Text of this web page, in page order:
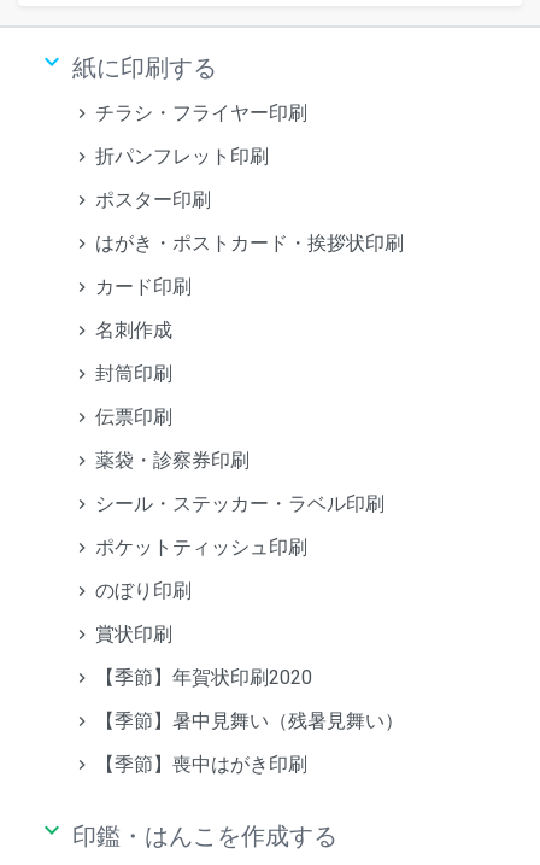
keyboard_arrow_down 紙に印刷する
チラシ・フライヤー印刷
折パンフレット印刷
ポスター印刷
はがき・ポストカード・挨拶状印刷
カード印刷
名刺作成
封筒印刷
伝票印刷
薬袋・診察券印刷
シール・ステッカー・ラベル印刷
ポケットティッシュ印刷
のぼり印刷
賞状印刷
【季節】年賀状印刷2020
【季節】暑中見舞い（残暑見舞い）
【季節】喪中はがき印刷
keyboard_arrow_down 印鑑・はんこを作成する